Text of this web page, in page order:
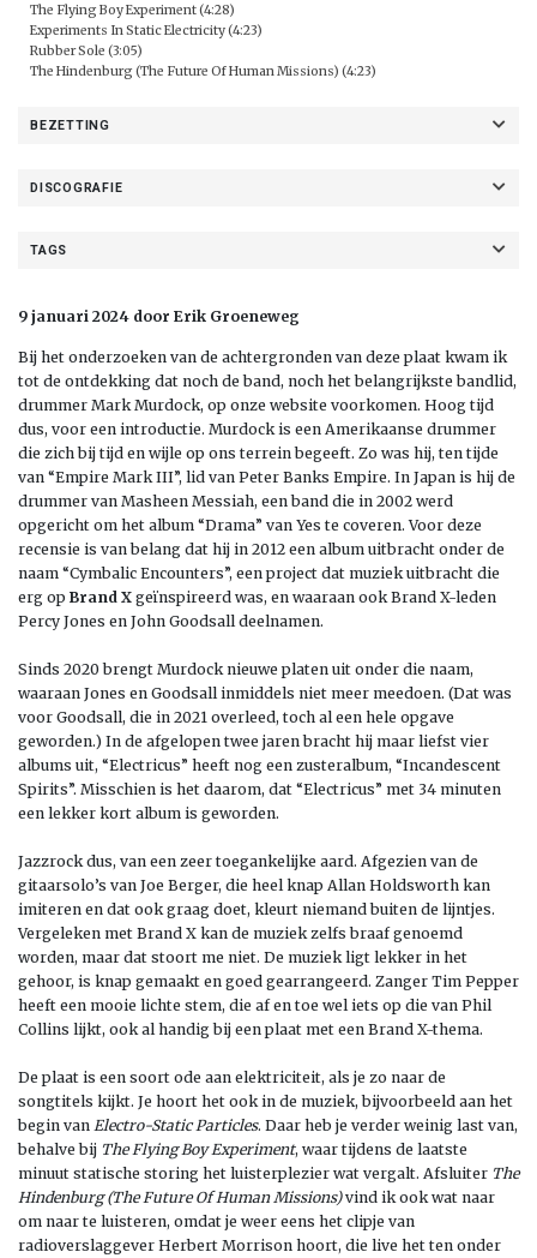
The Flying Boy Experiment (4:28)
Experiments In Static Electricity (4:23)
Rubber Sole (3:05)
The Hindenburg (The Future Of Human Missions) (4:23)
BEZETTING
DISCOGRAFIE
TAGS
9 januari 2024 door Erik Groeneweg
Bij het onderzoeken van de achtergronden van deze plaat kwam ik
tot de ontdekking dat noch de band, noch het belangrijkste bandlid,
drummer Mark Murdock, op onze website voorkomen. Hoog tijd
dus, voor een introductie. Murdock is een Amerikaanse drummer
die zich bij tijd en wijle op ons terrein begeeft. Zo was hij, ten tijde
van “Empire Mark III”, lid van Peter Banks Empire. In Japan is hij de
drummer van Masheen Messiah, een band die in 2002 werd
opgericht om het album “Drama” van Yes te coveren. Voor deze
recensie is van belang dat hij in 2012 een album uitbracht onder de
naam “Cymbalic Encounters”, een project dat muziek uitbracht die
erg op Brand X geïnspireerd was, en waaraan ook Brand X-leden
Percy Jones en John Goodsall deelnamen.
Sinds 2020 brengt Murdock nieuwe platen uit onder die naam,
waaraan Jones en Goodsall inmiddels niet meer meedoen. (Dat was
voor Goodsall, die in 2021 overleed, toch al een hele opgave
geworden.) In de afgelopen twee jaren bracht hij maar liefst vier
albums uit, “Electricus” heeft nog een zusteralbum, “Incandescent
Spirits”. Misschien is het daarom, dat “Electricus” met 34 minuten
een lekker kort album is geworden.
Jazzrock dus, van een zeer toegankelijke aard. Afgezien van de
gitaarsolo’s van Joe Berger, die heel knap Allan Holdsworth kan
imiteren en dat ook graag doet, kleurt niemand buiten de lijntjes.
Vergeleken met Brand X kan de muziek zelfs braaf genoemd
worden, maar dat stoort me niet. De muziek ligt lekker in het
gehoor, is knap gemaakt en goed gearrangeerd. Zanger Tim Pepper
heeft een mooie lichte stem, die af en toe wel iets op die van Phil
Collins lijkt, ook al handig bij een plaat met een Brand X-thema.
De plaat is een soort ode aan elektriciteit, als je zo naar de
songtitels kijkt. Je hoort het ook in de muziek, bijvoorbeeld aan het
begin van Electro-Static Particles. Daar heb je verder weinig last van,
behalve bij The Flying Boy Experiment, waar tijdens de laatste
minuut statische storing het luisterplezier wat vergalt. Afsluiter The
Hindenburg (The Future Of Human Missions)vind ik ook wat naar
om naar te luisteren, omdat je weer eens het clipje van
radioverslaggever Herbert Morrison hoort, die live het ten onder